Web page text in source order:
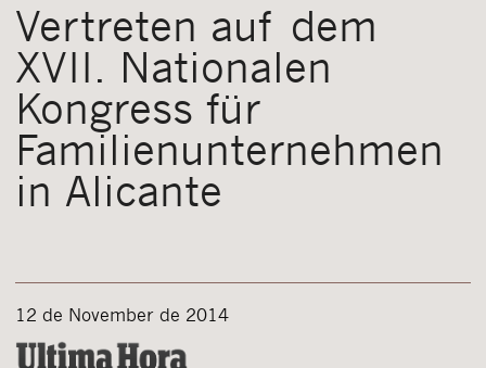
Vertreten auf dem
XVII. Nationalen
Kongress für
Familienunternehmen
in Alicante
12 de November de 2014